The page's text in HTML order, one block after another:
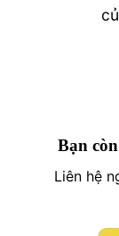
Bạn
Liên hệ